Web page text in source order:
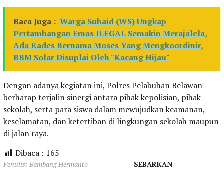
Baca Juga : Warga Suhaid (WS) Ungkap
Pertambangan Emas ILEGAL Semakin Merajalela,
Ada Kades Bernama Moses Yang Mengkoordinir,
BBM Solar Disuplai Oleh "Kacang Hijau"
Dengan adanya kegiatan ini, Polres Pelabuhan Belawan
berharap terjalin sinergi antara pihak kepolisian, pihak
sekolah, serta para siswa dalam mewujudkan keamanan,
keselamatan, dan ketertiban di lingkungan sekolah maupun
di jalan raya.
Dibaca : 165
Penulis: Bambang Hermanto SEBARKAN